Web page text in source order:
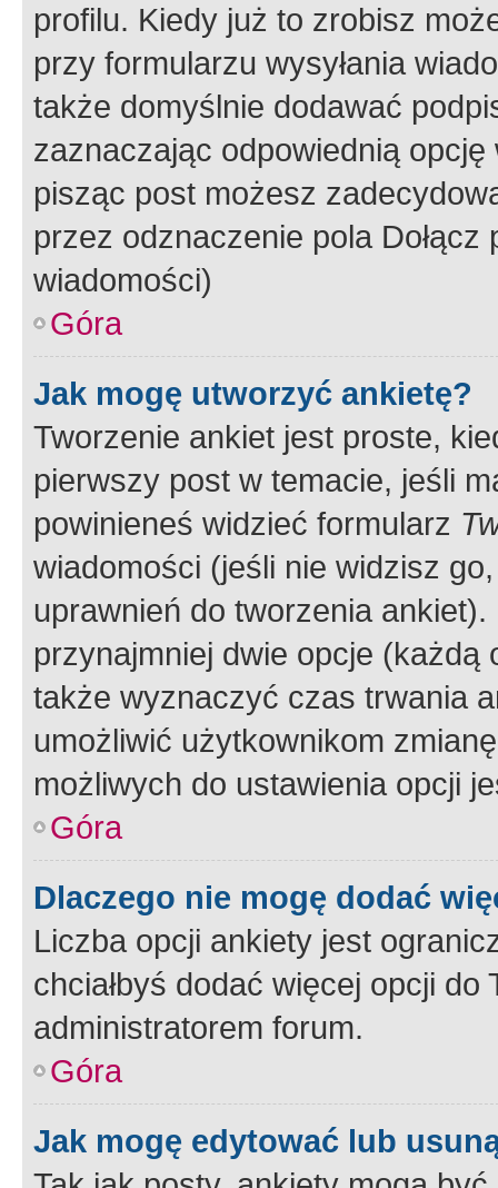
profilu. Kiedy już to zrobisz
przy formularzu wysyłania
także domyślnie dodawać
zaznaczając odpowiednią
pisząc post możesz
przez odznaczenie pola
wiadomości)
Góra
Jak mogę utworzyć ankietę?
Tworzenie ankiet jest proste,
pierwszy post w temacie, jeśli
powinieneś widzieć formularz
wiadomości (jeśli nie widzisz
uprawnień do tworzenia
przynajmniej dwie opcje
także wyznaczyć czas trwania
umożliwić użytkownikom
możliwych do ustawienia opcji
Góra
Dlaczego nie mogę dodać
Liczba opcji ankiety jest
chciałbyś dodać więcej opcji
administratorem forum.
Góra
Jak mogę edytować lub